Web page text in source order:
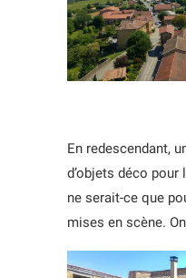
En redescendant,
d’objets déco
ne serait-ce que
mises en scène.